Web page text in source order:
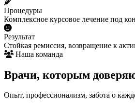
Процедуры
Комплексное курсовое лечение под
Результат
Стойкая ремиссия, возвращение к
Наша команда
Врачи, которым
Опыт, профессионализм, забота о